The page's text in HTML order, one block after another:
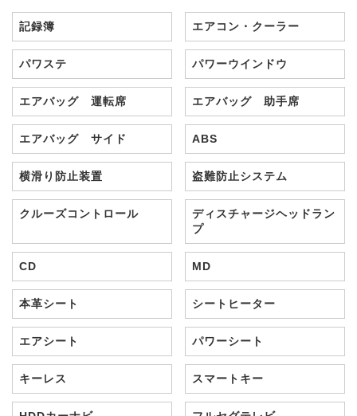
記録簿 エアコン・クーラー
パワステ パワーウインドウ
エアバッグ 運転席 エアバッグ 助手席
エアバッグ サイド ABS
横滑り防止装置 盗難防止システム
クルーズコントロール
ディスチャージヘッドラン
プ
CD MD
本革シート シートヒーター
エアシート パワーシート
キーレス スマートキー